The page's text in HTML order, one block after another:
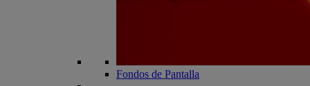
Fondos de Pantalla